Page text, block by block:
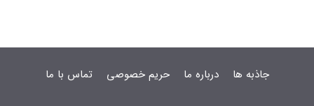
جاذبه ها درباره ما حریم خصوصی تماس با ما